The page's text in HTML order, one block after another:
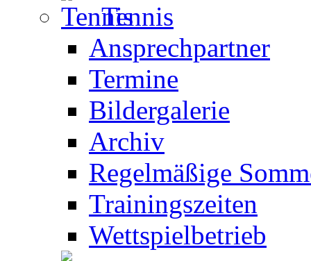
Tennis
Ansprechpartner
Termine
Bildergalerie
Archiv
Regelmäßige
Trainingszeiten
Wettspielbetrieb